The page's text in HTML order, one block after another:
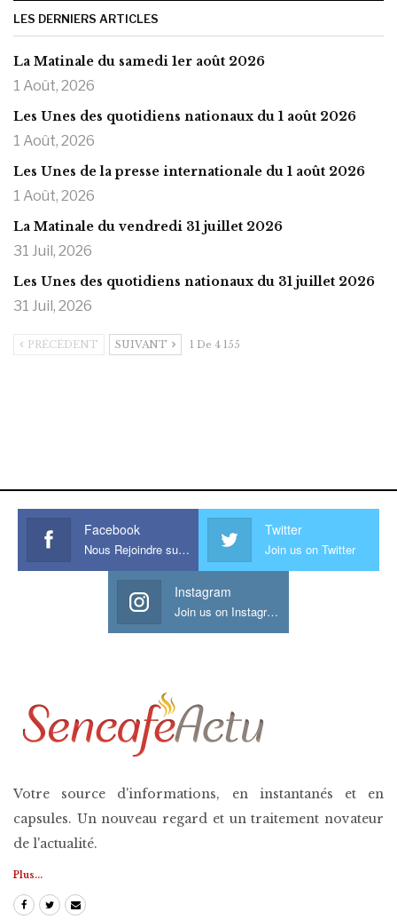
LES DERNIERS ARTICLES
La Matinale du samedi 1er août 2026
1 Août, 2026
Les Unes des quotidiens nationaux du 1 août 2026
1 Août, 2026
Les Unes de la presse internationale du 1 août 2026
1 Août, 2026
La Matinale du vendredi 31 juillet 2026
31 Juil, 2026
Les Unes des quotidiens nationaux du 31 juillet 2026
31 Juil, 2026
PRÉCÉDENT SUIVANT 1 De 4 155
Facebook
Nous Rejoindre sur Facebook
Twitter
Join us on Twitter
Instagram
Join us on Instagram
Votre source d'informations, en instantanés et en
capsules. Un nouveau regard et un traitement novateur
de l'actualité.
Plus...